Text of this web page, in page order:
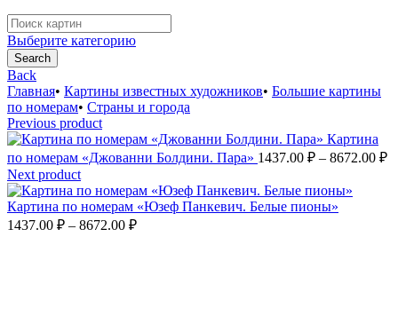
Search
for:
Выберите категорию
Search
Back
Главная• Картины известных художников• Большие картины
по номерам• Страны и города
Previous product
Картина
по номерам «Джованни Болдини. Пара» 1437.00 ₽ – 8672.00 ₽
Next product
Картина по номерам «Юзеф Панкевич. Белые пионы»
1437.00 ₽ – 8672.00 ₽Диапазон